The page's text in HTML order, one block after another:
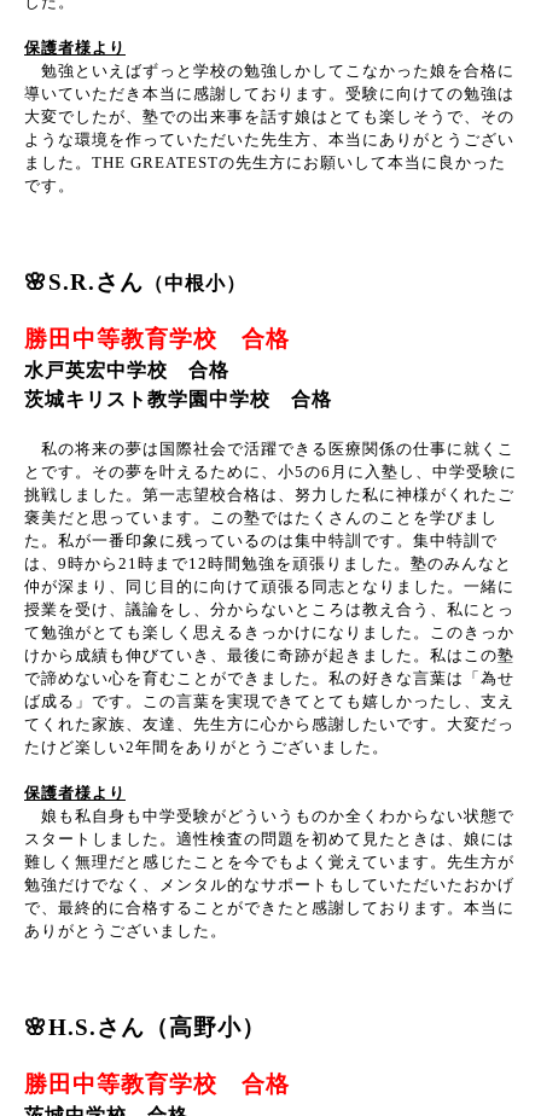
保護者様より
勉強といえばずっと学校の勉強しかしてこなかった娘を合格に
導いていただき本当に感謝しております。受験に向けての勉強は
大変でしたが、塾での出来事を話す娘はとても楽しそうで、その
ような環境を作っていただいた先生方、本当にありがとうござい
ました。 THE GREATESTの先生方にお願いして本当に良かった
です。
🌸S.R.さん （中根小）
勝田中等教育学校 合格
水戸英宏中学校 合格
茨城キリスト教学園中学校 合格
私の将来の夢は国際社会で活躍できる医療関係の仕事に就くこ
とです。その夢を叶えるために、小5の6 月に入塾し、中学受験に
挑戦しました。第一志望校合格は、努力した私に神様がくれたご
褒美だと思っています。この塾ではたくさんのことを学びまし
た。私が一番印象に残っているのは集中特訓です。集中特訓で
は、 9時から 21時まで12時間勉強を頑張りました。塾のみんなと
仲が深まり、同じ目的に向けて頑張る同志となりました。一緒に
授業を受け、議論をし、分からないところは教え合う、私にとっ
て勉強がとても楽しく思えるきっかけになりました。このきっか
けから成績も伸びていき、最後に奇跡が起きました。私はこの塾
で諦めない心を育むことができました。私の好きな言葉は「為せ
ば成る」です。この言葉を実現できてとても嬉しかったし、支え
てくれた家族、友達、先生方に心から感謝したいです。大変だっ
たけど楽しい2年間をありがとうございました。
保護者様より
娘も私自身も中学受験がどういうものか全くわからない状態で
スタートしました。適性検査の問題を初めて見たときは、娘には
難しく無理だと感じたことを今でもよく覚えています。先生方が
勉強だけでなく、メンタル的なサポートもしていただいたおかげ
で、最終的に合格することができたと感謝しております。本当に
ありがとうございました。
🌸H.S.さん（高野小）
勝田中等教育学校 合格